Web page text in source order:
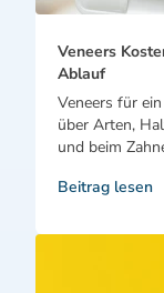
Veneers
Ablauf
Veneers für
über Arten,
und beim
Beitrag lesen